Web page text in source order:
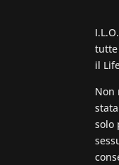
tutte
il
Non
solo